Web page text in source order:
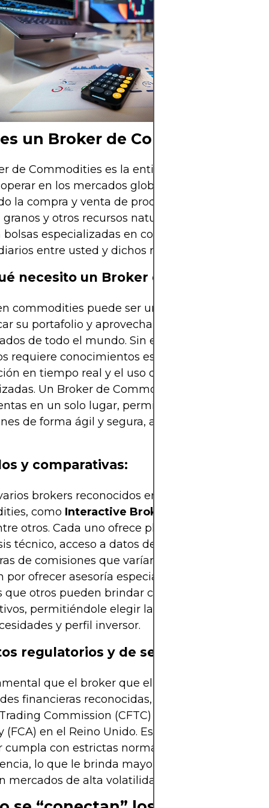
un Broker de Commodities?
de Commodities es la entidad o plataforma
en los mercados globales de materias
la compra y venta de productos como el
y otros recursos naturales. Estos brokers
bolsas especializadas en commodities y actúan
entre usted y dichos mercados.
necesito un Broker de
commodities puede ser una excelente
su portafolio y aprovechar las fluctuaciones
de todo el mundo. Sin embargo, operar en
requiere conocimientos específicos, acceso a
en tiempo real y el uso de plataformas de
Un Broker de Commodities reúne todas
en un solo lugar, permitiéndole ejecutar
de forma ágil y segura, a cambio de una
y comparativas:
brokers reconocidos en el ámbito de los
como Interactive Brokers
otros. Cada uno ofrece plataformas con
técnico, acceso a datos de mercado en tiempo
de comisiones que varían según el servicio.
por ofrecer asesoría especializada en materias
que otros pueden brindar costos operativos más
permitiéndole elegir la opción que mejor
y perfil inversor.
regulatorios y de seguridad
que el broker que elija esté regulado por
financieras reconocidas, como la U.S.
Commission (CFTC) o la Financial
(FCA) en el Reino Unido. Esta supervisión
cumpla con estrictas normas de seguridad y
lo que le brinda mayor confianza al invertir
mercados de alta volatilidad.